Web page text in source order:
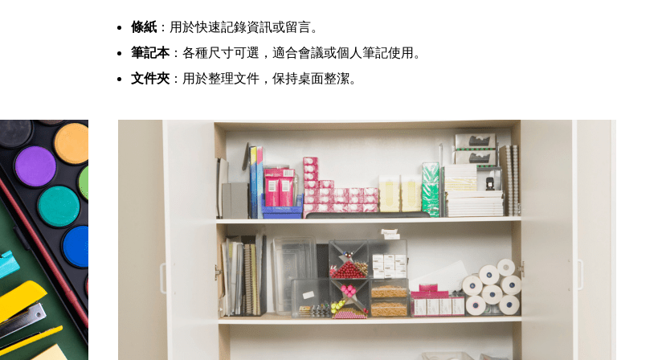
條紙 ：用於快速記錄資訊或留言。
筆記本：各種尺寸可選，適合會議或個人筆記使用。
文件夾 ：用於整理文件，保持桌面整潔。